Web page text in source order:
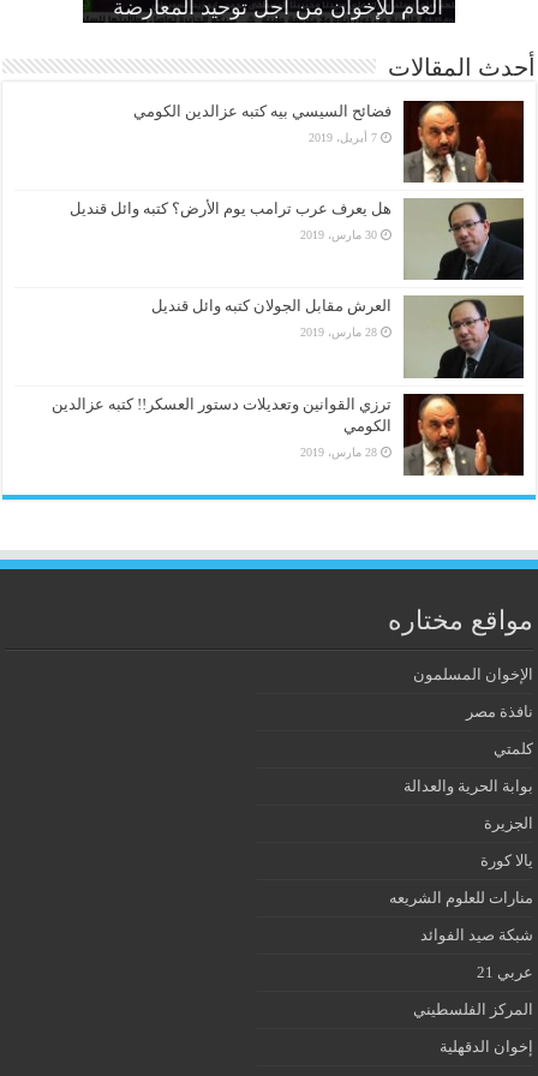
العام للإخوان من أجل توحيد المعارضة
القضاء لألعوبة في يد العسكر
الحرائر
اقتصادية”
بديل عن القصاص
أحدث المقالات
فضائح السيسي بيه كتبه عزالدين الكومي
7 أبريل، 2019
هل يعرف عرب ترامب يوم الأرض؟ كتبه وائل قنديل
30 مارس، 2019
العرش مقابل الجولان كتبه وائل قنديل
28 مارس، 2019
ترزي القوانين وتعديلات دستور العسكر!! كتبه عزالدين
الكومي
28 مارس، 2019
مواقع مختاره
الإخوان المسلمون
نافذة مصر
كلمتي
بوابة الحرية والعدالة
الجزيرة
يالا كورة
منارات للعلوم الشريعه
شبكة صيد الفوائد
عربي 21
المركز الفلسطيني
إخوان الدقهلية